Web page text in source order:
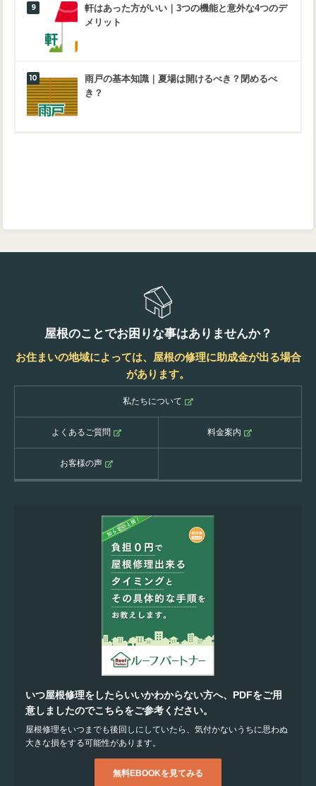
軒はあった方がいい｜3つの機能と意外な4つのデ
メリット
雨戸の基本知識｜夏場は開けるべき？閉めるべ
き？
屋根のことでお困りな事はありませんか？
お住まいの地域によっては、屋根の修理に助成金が出る場合
があります。
私たちについて
よくあるご質問 料金案内
お客様の声
いつ屋根修理をしたらいいかわからない方へ、PDFをご用
意しましたのでこちらをご参考ください。
屋根修理をいつまでも後回しにしていたら、気付かないうちに思わぬ
大きな損をする可能性があります。
無料EBOOKを見てみる